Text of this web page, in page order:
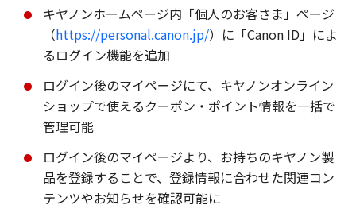
キヤノンホームページ内「個人のお客さま」ページ
（https://personal.canon.jp/）に「Canon ID」によ
るログイン機能を追加
ログイン後のマイページにて、キヤノンオンライン
ショップで使えるクーポン・ポイント情報を一括で
管理可能
ログイン後のマイページより、お持ちのキヤノン製
品を登録することで、登録情報に合わせた関連コン
テンツやお知らせを確認可能に